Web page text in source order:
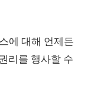
에 대해 언제든
리를 행사할 수